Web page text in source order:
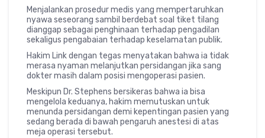
Menjalankan prosedur medis yang mempertaruhkan
nyawa seseorang sambil berdebat soal tiket tilang
dianggap sebagai penghinaan terhadap pengadilan
sekaligus pengabaian terhadap keselamatan publik.
Hakim Link dengan tegas menyatakan bahwa ia tidak
merasa nyaman melanjutkan persidangan jika sang
dokter masih dalam posisi mengoperasi pasien.
Meskipun Dr. Stephens bersikeras bahwa ia bisa
mengelola keduanya, hakim memutuskan untuk
menunda persidangan demi kepentingan pasien yang
sedang berada di bawah pengaruh anestesi di atas
meja operasi tersebut.